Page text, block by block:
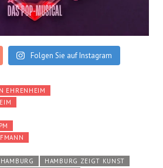
Folgen Sie auf Instagram
EHRENHEIM
HAMBURG
HAMBURG ZEIGT KUNST